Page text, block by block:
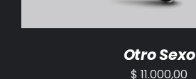
Otro Sexo
$ 11.000,00